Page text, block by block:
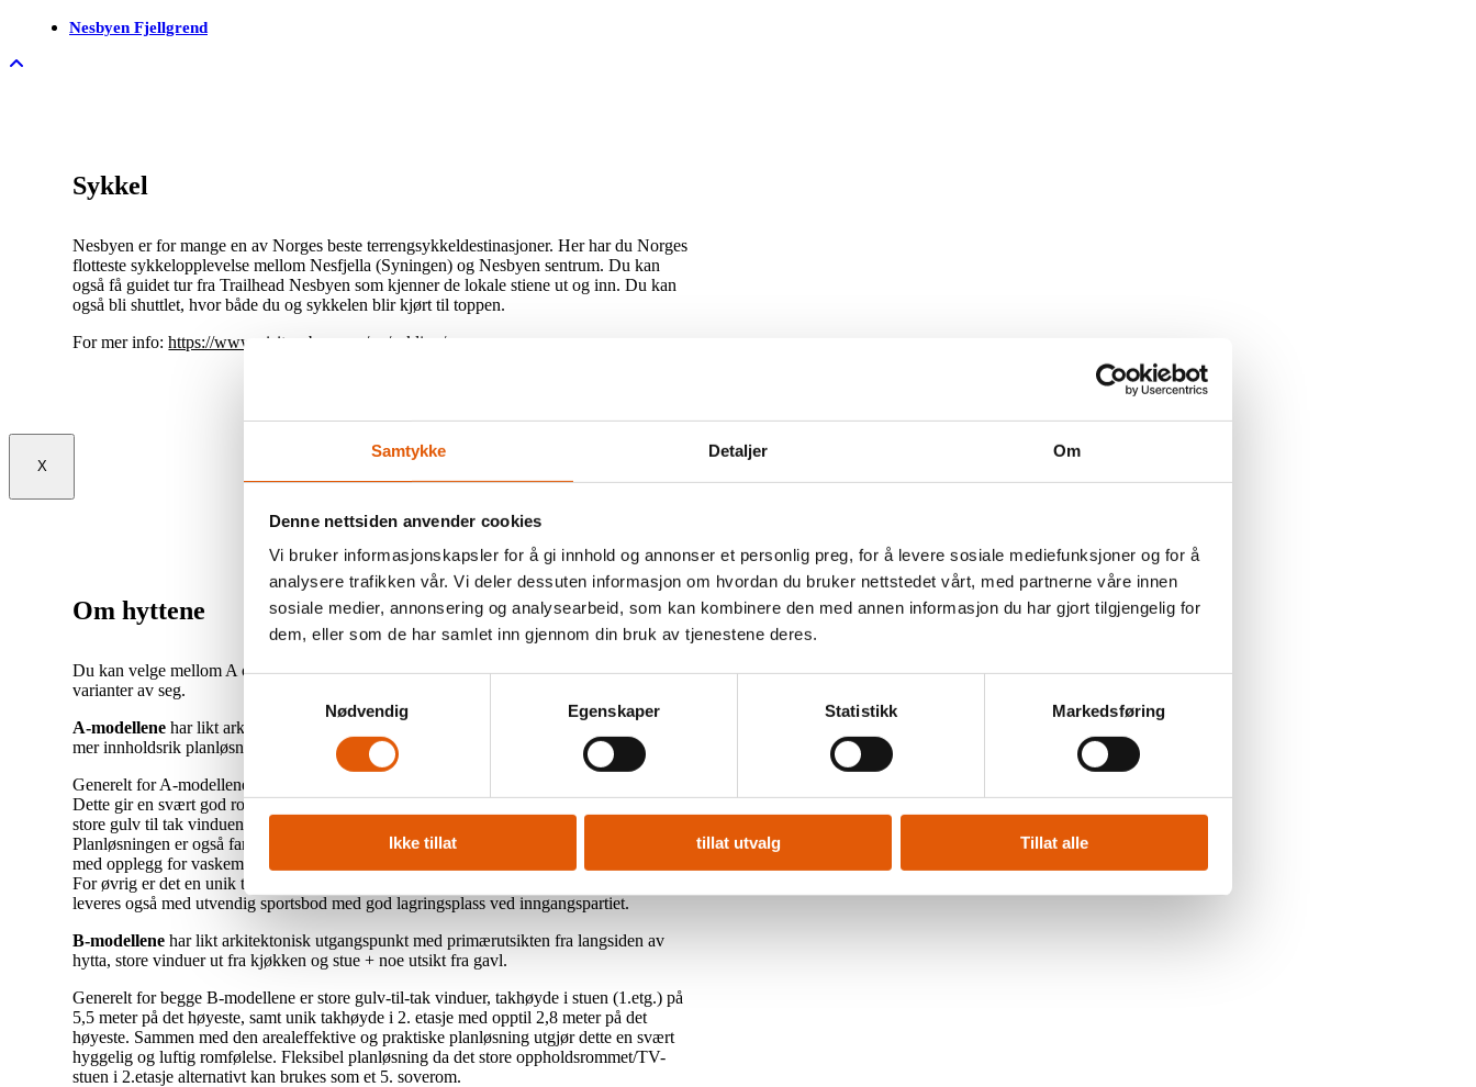
Samtykke Detaljer Om
Denne nettsiden anvender cookies
Vi bruker informasjonskapsler for å gi innhold og annonser et personlig preg, for å levere sosiale mediefunksjoner og for å
analysere trafikken vår. Vi deler dessuten informasjon om hvordan du bruker nettstedet vårt, med partnerne våre innen
sosiale medier, annonsering og analysearbeid, som kan kombinere den med annen informasjon du har gjort tilgjengelig for
dem, eller som de har samlet inn gjennom din bruk av tjenestene deres.
Nødvendig
Egenskaper Statistikk Markedsføring
Ikke tillat tillat utvalg Tillat alle
Nesbyen Fjellgrend
Sykkel
Nesbyen er for mange en av Norges beste terrengsykkeldestinasjoner. Her har du Norges
flotteste sykkelopplevelse mellom Nesfjella (Syningen) og Nesbyen sentrum. Du kan
også få guidet tur fra Trailhead Nesbyen som kjenner de lokale stiene ut og inn. Du kan
også bli shuttlet, hvor både du og sykkelen blir kjørt til toppen.
For mer info:https://www.visitnesbyen.no/no/sykling/
X
Om hyttene
Du kan velge mellom A og B modeller av hyttene, hvor begge modellene har flere
varianter av seg.
A-modellenehar likt arkitektonisk utgangspunkt hvor tallet representerer en større og
mer innholdsrik planløsning. Alle modellene leveres selvsagt med like høy standard.
Generelt for A-modellene er takhøyden i stuen (1.etg) på hele 5,5 meter på det høyeste.
Dette gir en svært god romfølelse, med nærkontakt til naturomgivelsene gjennom de
store gulv til tak vinduene. Videre fra stuen er det utgang til overbygget terrasse.
Planløsningen er også familievennlig med 4 eller 5 soverom, lekkert komplett baderom
med opplegg for vaskemaskin, hyggelig lekeplass / TV-stue og lagringsplass i 2.etasje.
For øvrig er det en unik takhøyde i 2.etasje med opptil 2,8 meter på det høyeste. Hyttene
leveres også med utvendig sportsbod med god lagringsplass ved inngangspartiet.
B-modellenehar likt arkitektonisk utgangspunkt med primærutsikten fra langsiden av
hytta, store vinduer ut fra kjøkken og stue + noe utsikt fra gavl.
Generelt for begge B-modellene er store gulv-til-tak vinduer, takhøyde i stuen (1.etg.) på
5,5 meter på det høyeste, samt unik takhøyde i 2. etasje med opptil 2,8 meter på det
høyeste. Sammen med den arealeffektive og praktiske planløsning utgjør dette en svært
hyggelig og luftig romfølelse. Fleksibel planløsning da det store oppholdsrommet/TV-
stuen i 2.etasje alternativt kan brukes som et 5. soverom.